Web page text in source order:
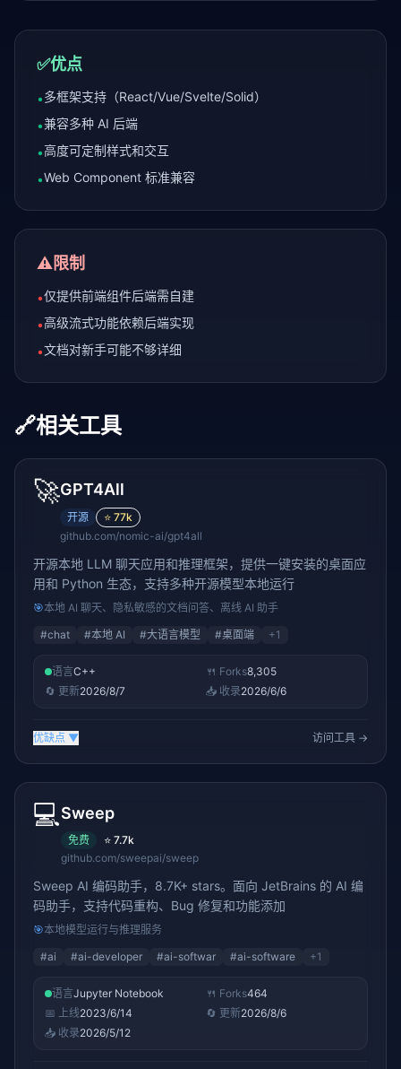
✅优点
•多框架支持（React/Vue/Svelte/Solid）
•兼容多种 AI 后端
•高度可定制样式和交互
•Web Component 标准兼容
⚠️限制
•仅提供前端组件后端需自建
•高级流式功能依赖后端实现
•文档对新手可能不够详细
🔗相关工具
🚀GPT4All
开源 ⭐ 77k
github.com/nomic-ai/gpt4all
开源本地 LLM 聊天应用和推理框架，提供一键安装的桌面应
用和 Python 生态，支持多种开源模型本地运行
🎯本地 AI 聊天、隐私敏感的文档问答、离线 AI 助手
#chat #本地 AI #大语言模型 #桌面端 +1
语言C++ 🍴 Forks8,305
🔄 更新2026/8/7 📥 收录2026/6/6
优缺点 ▼ 访问工具 →
💻Sweep
免费 ⭐ 7.7k
github.com/sweepai/sweep
Sweep AI 编码助手，8.7K+ stars。面向 JetBrains 的 AI 编
码助手，支持代码重构、Bug 修复和功能添加
🎯本地模型运行与推理服务
#ai #ai-developer #ai-softwar #ai-software +1
语言Jupyter Notebook 🍴 Forks464
📅 上线2023/6/14 🔄 更新2026/8/6
📥 收录2026/5/12